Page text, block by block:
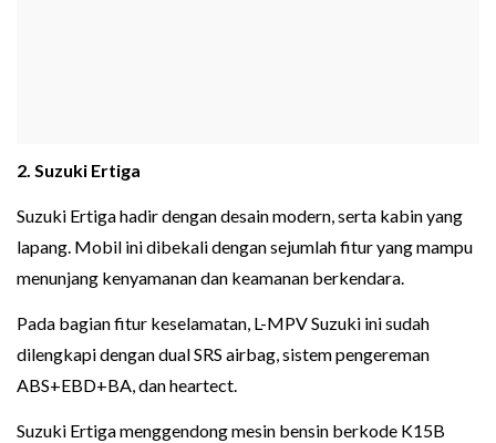
2. Suzuki Ertiga
Suzuki Ertiga hadir dengan desain modern, serta kabin yang
lapang. Mobil ini dibekali dengan sejumlah fitur yang mampu
menunjang kenyamanan dan keamanan berkendara.
Pada bagian fitur keselamatan, L-MPV Suzuki ini sudah
dilengkapi dengan dual SRS airbag, sistem pengereman
ABS+EBD+BA, dan heartect.
Suzuki Ertiga menggendong mesin bensin berkode K15B